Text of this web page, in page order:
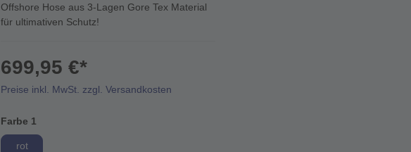
Offshore Hose aus 3-Lagen Gore Tex Material
für ultimativen Schutz!
699,95 €*
Preise inkl. MwSt. zzgl. Versandkosten
Farbe 1
rot